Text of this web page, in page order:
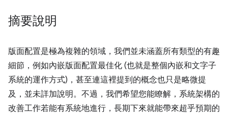
摘要說明
版面配置是極為複雜的領域，我們並未涵蓋所有類型的有趣
細節，例如內嵌版面配置最佳化 (也就是整個內嵌和文字子
系統的運作方式)，甚至連這裡提到的概念也只是略微提
及，並未詳加說明。不過，我們希望您能瞭解，系統架構的
改善工作若能有系統地進行，長期下來就能帶來超乎預期的